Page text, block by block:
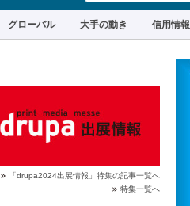
グローバル 大手の動き 信用情報
「drupa2024出展情報」特集の記事一覧へ
特集一覧へ